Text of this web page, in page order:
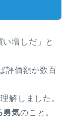
増しだ」と
評価額が数百
解しました。
勇気のこと。